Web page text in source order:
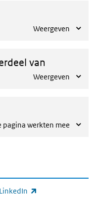
Weergeven
van
Weergeven
pagina werkten mee
LinkedIn
link)